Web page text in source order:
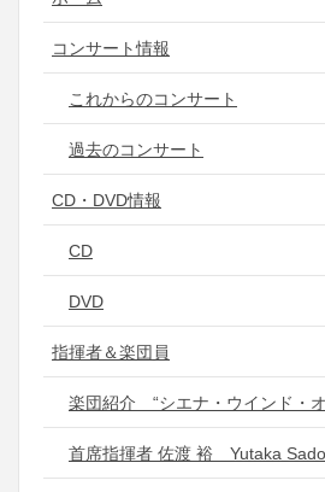
コンサート情報
これからのコンサート
過去のコンサート
CD・DVD情報
CD
DVD
指揮者＆楽団員
楽団紹介 “シエナ・ウインド・
首席指揮者 佐渡 裕 Yutaka Sado